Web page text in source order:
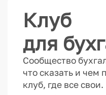
Клуб
для
Сообщество
что сказать и чем
клуб, где все